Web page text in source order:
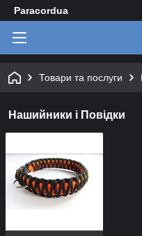
Paracordua
Товари та послуги
Нашийники і Повідки